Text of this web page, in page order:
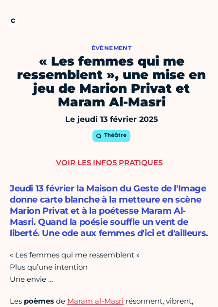
ÉVÈNEMENT
« Les femmes qui me
ressemblent », une mise en
jeu de Marion Privat et
Maram Al-Masri
Le jeudi 13 février 2025
Théâtre
Jeudi 13 février la Maison du Geste de l'Image
donne carte blanche à la metteure en scène
Marion Privat et à la poétesse Maram Al-
Masri. Quand la poésie souffle un vent de
liberté. Une ode aux femmes d'ici et d'ailleurs.
« Les femmes qui me ressemblent »
Plus qu’une intention
Une envie …
Les poèmes de Maram al-Masri résonnent, vibrent,
VOIR LES INFOS PRATIQUES